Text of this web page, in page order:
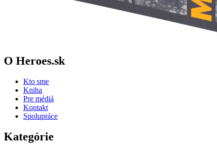
O Heroes.sk
Kto sme
Kniha
Pre médiá
Kontakt
Spolupráce
Kategórie